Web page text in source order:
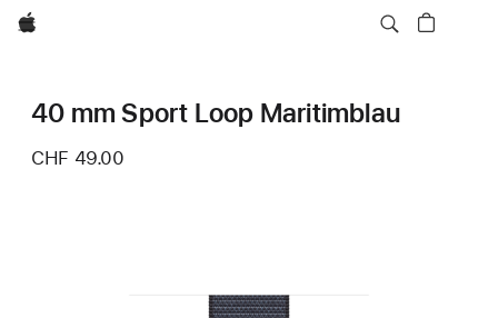
Apple
40 mm Sport Loop Maritimblau
CHF 49.00